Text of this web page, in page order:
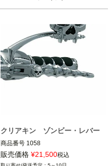
クリアキン ゾンビー・レバー
商品番号 1058
2008～2013 ツーリング
※ハイドロリッククラッチ車は除く
販売価格 ¥21,500税込